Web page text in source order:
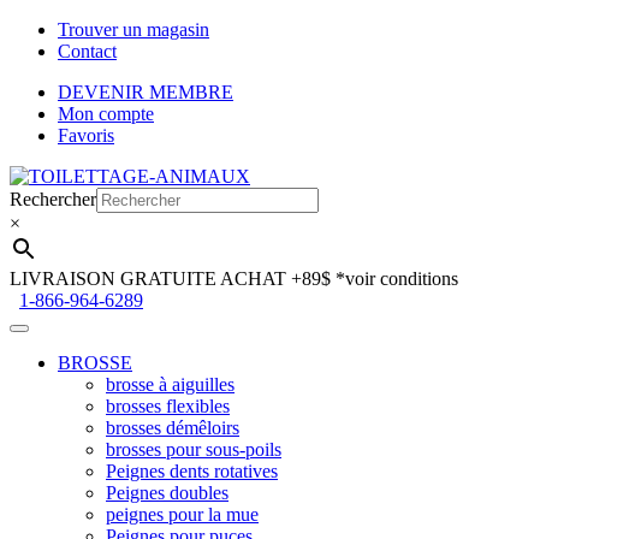
Trouver un magasin
Contact
DEVENIR MEMBRE
Mon compte
Favoris
Aller
à
la
navigation
Aller
au
contenu
Rechercher
×
LIVRAISON GRATUITE ACHAT +89$ *voir conditions
1-866-964-6289
BROSSE
brosse à aiguilles
brosses flexibles
brosses démêloirs
brosses pour sous-poils
Peignes dents rotatives
Peignes doubles
peignes pour la mue